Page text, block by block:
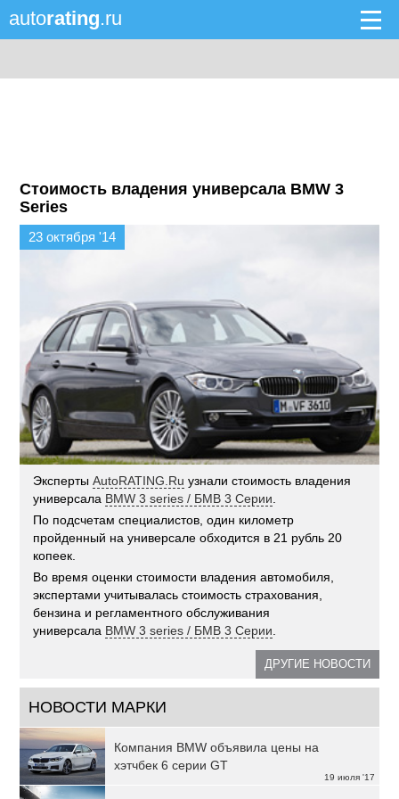
autorating.ru
Стоимость владения универсала BMW 3
Series
23 октября '14
ЭкспертыAutoRATING.Ru узнали стоимость владения
универсала BMW 3 series / БМВ 3 Серии
По подсчетам специалистов, один километр
пройденный на универсале обходится в 21 рубль 20
копеек.
Во время оценки стоимости владения автомобиля,
экспертами учитывалась стоимость страхования,
бензина и регламентного обслуживания
универсала BMW 3 series / БМВ 3 Серии
ДРУГИЕ НОВОСТИ
НОВОСТИ МАРКИ
19 июля '17
Компания BMW объявила цены на
хэтчбек 6 серии GT